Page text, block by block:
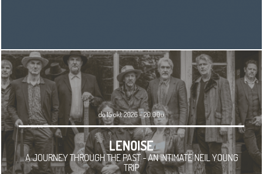
do 15 okt 2026 - 20.00u
LENOISE
A JOURNEY THROUGH THE PAST - AN INTIMATE NEIL YOUNG
TRIP